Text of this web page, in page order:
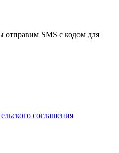
отправим SMS с кодом для
соглашения